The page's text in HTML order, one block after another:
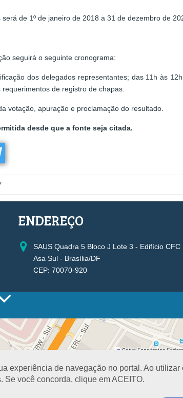
de 1º de janeiro de 2018 a 31 de dezembro de
seguirá o seguinte cronograma:
dos delegados representantes; das 11h às
de registro de chapas.
votação, apuração e proclamação do resultado.
desde que a fonte seja citada.
experiência de navegação no portal. Ao utilizar
Se você concorda, clique em ACEITO.
ENDEREÇO
SAUS Quadra 5 Bloco J Lote 3 - Edifício CFC
Asa Sul - Brasília/DF
CEP: 70070-920
VICE-
Administrativa
Controle Interno
Governança e Gestão
Fiscalização, Ética e